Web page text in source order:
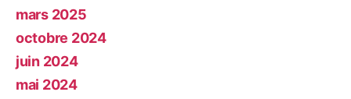
mars 2025
octobre 2024
juin 2024
mai 2024